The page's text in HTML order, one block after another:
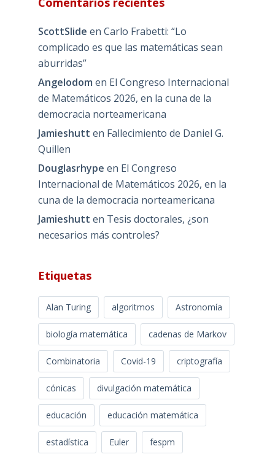
ScottSlide en Carlo Frabetti: “Lo
complicado es que las matemáticas sean
aburridas”
Angelodom en El Congreso Internacional
de Matemáticos 2026, en la cuna de la
democracia norteamericana
Jamieshutt en Fallecimiento de Daniel G.
Quillen
Douglasrhype en El Congreso
Internacional de Matemáticos 2026, en la
cuna de la democracia norteamericana
Jamieshutt en Tesis doctorales, ¿son
necesarios más controles?
Etiquetas
Alan Turing algoritmos Astronomía
biología matemática cadenas de Markov
Combinatoria Covid-19 criptografía
cónicas divulgación matemática
educación educación matemática
estadística Euler fespm